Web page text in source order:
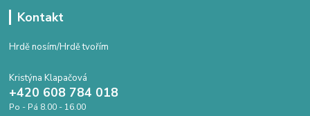
Kontakt
Hrdě nosím/Hrdě tvořím
Kristýna Klapačová
+420 608 784 018
Po - Pá 8.00 - 16.00